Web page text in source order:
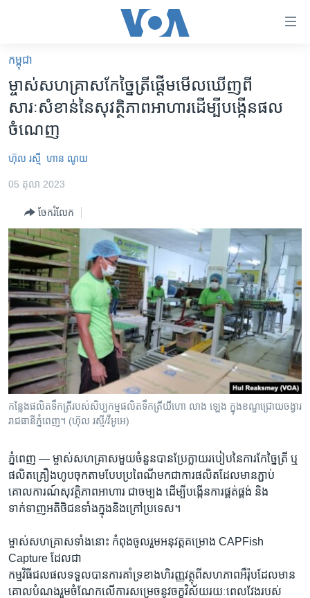
គេហទំព័រ​
ទាក់ទង
រំលង​
និង​
ចូល​
ទំព័រ​
ព័ត៌មាន​​
រំលង​
និង​
ចូល​
ទៅ​
ទំព័រ​
រចនា
សម្ព័ន្ធ​
រំលង​
និង​
ចូល​
ទៅ​
កាន់​
ទំព័រ​
រក
កម្ពុជា
អន្តរជាតិ
អាមេរិក
ព្រឹត្តិការណ៍ព័ត៌មាន
ទូរទស្សន៍ / វីដេអូ​
វិទ្យុ / ផតខាសថ៍
កម្មវិធីទាំងអស់
Khmer English
បណ្តាញ​សង្គម
កម្ពុជា
ម្ចាស់​សហគ្រាស​កែច្នៃ​ត្រី​ផ្តើម​មើលឃើញ​ពី​
សារៈសំខាន់​នៃ​សុវត្ថិភាព​អាហារ​ដើម្បី​បង្កើន​ផល​
ចំណេញ
ហ៊ុល រស្មី ហាន ណូយ
05 តុលា 2023
ចែករំលែក
កន្លែង​ផលិត​ទឹកត្រី​របស់​សិប្បកម្ម​ផលិត​ទឹកត្រី​យីហោ លាង ឡេង ក្នុង​ខណ្ឌ​ជ្រោយ​ចង្វារ
រាជធានី​ភ្នំពេញ។ (ហ៊ុល រស្មី/វីអូអេ)
ភ្នំពេញ — ម្ចាស់​សហគ្រាស​មួយ​ចំនួន​បាន​ប្រែក្លាយ​របៀប​នៃការកែច្នៃត្រី​ ឬ
ផលិត​គ្រឿង​ហូប​ចុក​តាម​បែប​ប្រពៃណី​មក​ជា​ការ​ផលិត​ដែលមាន​ភ្ជាប់
គោលការណ៍​សុវត្ថិ​ភាព​អាហារ ​ជាចម្បង​ ដើម្បីបង្កើន​ការ​ផ្គត់ផ្គង់ ​និង​
ទាក់ទាញ​អតិថិជន​ទាំងក្នុង​និងក្រៅ​ប្រទេស​។
ម្ចាស់​សហគ្រាស​ទាំងនោះ​ កំពុង​ចូលរួម​អនុវត្ត​គម្រោង​ CAPFish ​
Capture ​ដែលជា​
កម្មវិធី​ជលផល​ទទួល​បាន​ការ​គាំទ្រ​ខាង​ហិរញ្ញវត្ថុ​ពី​សហ​ភាព​អឺរ៉ុប​ដែល​មាន​
គោល​បំណង​រួម​ចំណែក​លើ​ការ​សម្រេច​នូវ​ចក្ខុ​វិស័យ​រយៈ​ពេល​វែង​របស់​